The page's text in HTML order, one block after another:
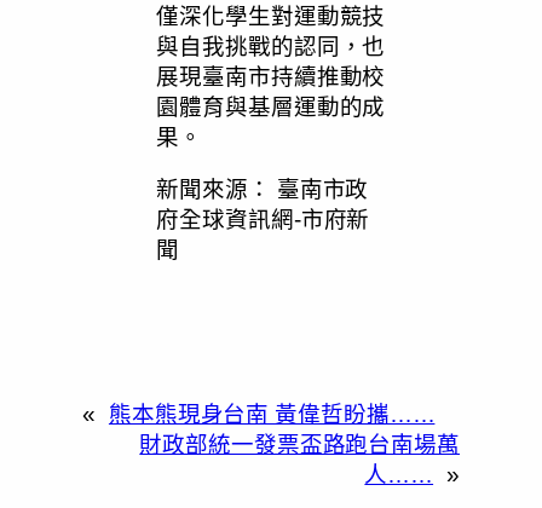
僅深化學生對運動競技
與自我挑戰的認同，也
展現臺南市持續推動校
園體育與基層運動的成
果。
新聞來源：
臺南市政
府全球資訊網-市府新
聞
«
熊本熊現身台南 黃偉哲盼攜……
財政部統一發票盃路跑台南場萬
人……
»